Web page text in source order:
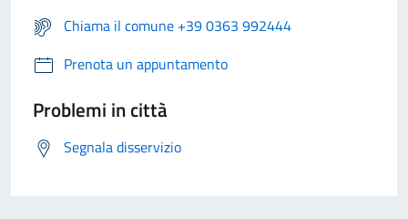
Chiama il comune +39 0363 992444
Prenota un appuntamento
Problemi in città
Segnala disservizio